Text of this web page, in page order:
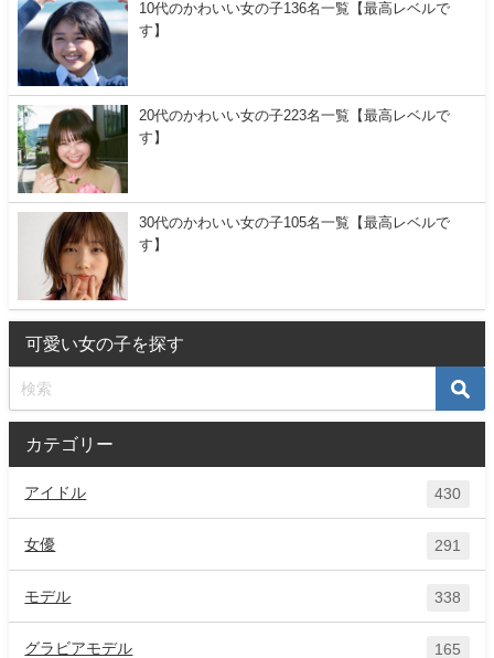
10代のかわいい女の子136名一覧【最高レベルで
す】
20代のかわいい女の子223名一覧【最高レベルで
す】
30代のかわいい女の子105名一覧【最高レベルで
す】
可愛い女の子を探す
カテゴリー
アイドル 430
女優 291
モデル 338
グラビアモデル 165